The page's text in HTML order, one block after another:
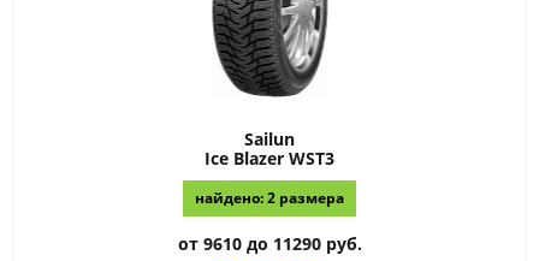
Sailun
Ice Blazer WST3
найдено: 2 размера
от 9610 до 11290 руб.